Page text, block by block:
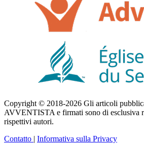
Copyright © 2018-2026 Gli articoli
AVVENTISTA e firmati sono di esclusiva
rispettivi autori.
Contatto | Informativa sulla Privacy